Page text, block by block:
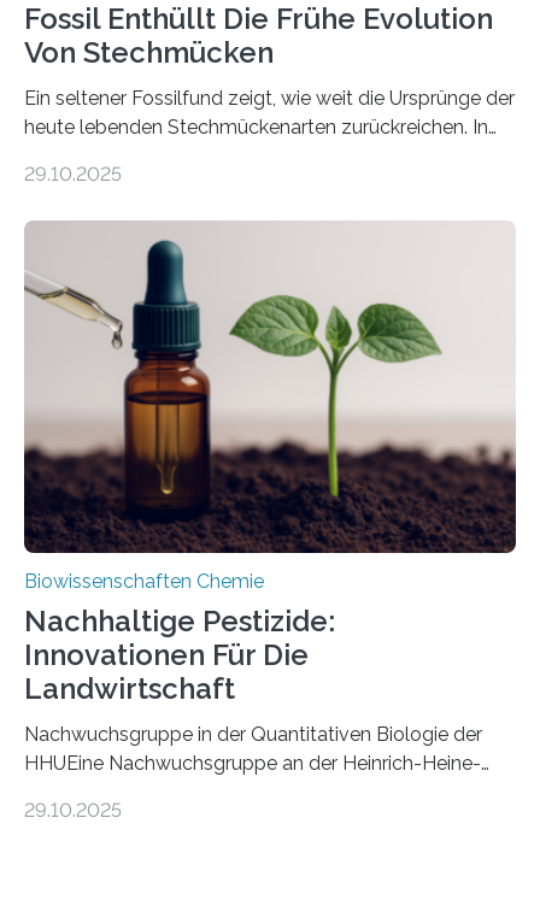
Fossil Enthüllt Die Frühe Evolution
Von Stechmücken
Ein seltener Fossilfund zeigt, wie weit die Ursprünge der
heute lebenden Stechmückenarten zurückreichen. In
Forschende die bisher älteste bekannte Stechmücken-
Region Kachin in Myanmar und hat sich in
ausgezeichnetem Zustand erhalten. Es konnte als neue
Art einer neuen Gattung beschrieben werden und trägt
nun den Namen Cretosabethes primaevus. Dieser erste
fossile Nachweis einer Stechmückenlarve in Bernstein
stellt gleichzeitig den ersten Fossilfund einer
Mückenlarve aus dem Mesozoikum dar, denn…
29.10.2025
Biowissenschaften Chemie
Nachhaltige Pestizide:
Innovationen Für Die
Landwirtschaft
Nachwuchsgruppe in der Quantitativen Biologie der
HHUEine Nachwuchsgruppe an der Heinrich-Heine-
fünf Jahren erforschen, wie Bakterien auf
29.10.2025